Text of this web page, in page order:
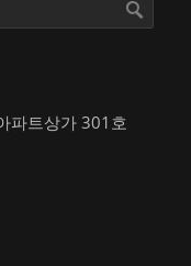
파트상가 301호